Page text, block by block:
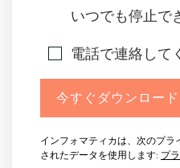
いつでも停止で
電話で連絡して
今すぐダウンロード
インフォマティカは、次のプ
されたデータを使用します: プ